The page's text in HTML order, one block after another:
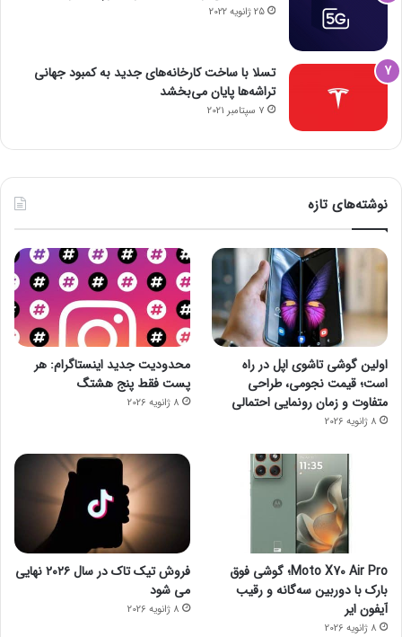
25 ژانویه 2022
تسلا با ساخت کارخانه‌های جدید به کمبود جهانی
تراشه‌ها پایان می‌بخشد
7 سپتامبر 2021
نوشته‌های تازه
اولین گوشی تاشوی اپل در راه
است؛ قیمت نجومی، طراحی
متفاوت و زمان رونمایی احتمالی
8 ژانویه 2026
محدودیت جدید اینستاگرام: هر
پست فقط پنج هشتگ
8 ژانویه 2026
Moto X70 Air Pro؛ گوشی فوق
بارک با دوربین سه‌گانه و رقیب
آیفون ایر
8 ژانویه 2026
فروش تیک تاک در سال ۲۰۲۶ نهایی
می شود
8 ژانویه 2026